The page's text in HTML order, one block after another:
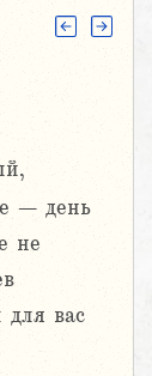
– день
не
для вас